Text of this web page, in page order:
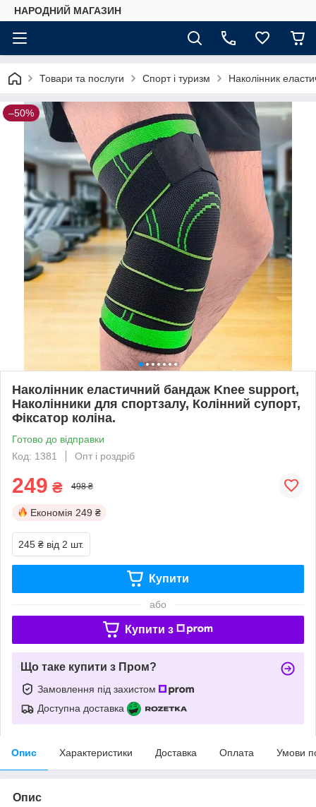
НАРОДНИЙ МАГАЗИН
Товари та послуги Спорт і туризм Наколінник
–50%
Наколінник еластичний бандаж Knee support,
Наколінники для спортзалу, Колінний супорт,
Фіксатор коліна.
Готово до відправки
Код: 1381
Опт і роздріб
249 ₴ 498 ₴
Економія 249 ₴
245 ₴ від 2 шт.
Купити
або
Купити з
Що таке купити з Пром?
Замовлення під захистом
Доступна доставка
Опис Характеристики Доставка Оплата Умови
Опис